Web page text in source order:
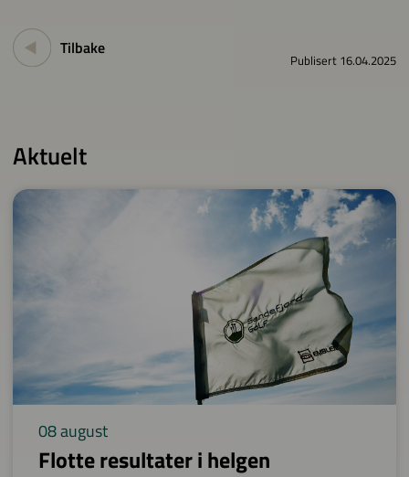
Tilbake
Publisert 16.04.2025
Aktuelt
08 august
Flotte resultater i helgen